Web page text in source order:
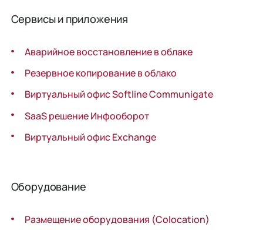
Сервисы и приложения
Аварийное восстановле­ние в облаке
Резервное копирование в облако
Виртуальный офис Softline Communigate
SaaS решение Инфооборот
Виртуальный офис Exchange
Оборудование
Размещение оборудования (Colocation)